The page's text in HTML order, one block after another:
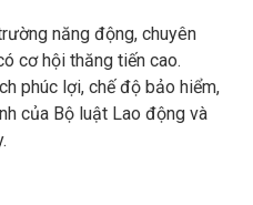
năng động, chuyên
cơ hội thăng tiến cao.
phúc lợi, chế độ bảo hiểm,
của Bộ luật Lao động và